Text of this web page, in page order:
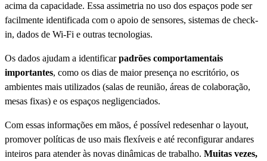
acima da capacidade. Essa assimetria no uso dos espaços pode ser
facilmente identificada com o apoio de sensores, sistemas de check-
in, dados de Wi-Fi e outras tecnologias.
Os dados ajudam a identificarpadrões comportamentais
importantes, como os dias de maior presença no escritório, os
ambientes mais utilizados (salas de reunião, áreas de colaboração,
mesas fixas) e os espaços negligenciados.
Com essas informações em mãos, é possível redesenhar o layout,
promover políticas de uso mais flexíveis e até reconfigurar andares
inteiros para atender às novas dinâmicas de trabalho. Muitas vezes,